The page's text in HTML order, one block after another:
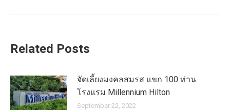
Related Posts
จัดเลี้ยงมงคลสมรส แขก 100 ท่าน
โรงแรม Millennium Hilton
September 22, 2022